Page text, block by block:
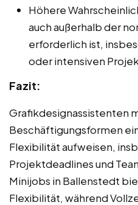
Höhere
auch außerhalb der
erforderlich ist,
oder intensiven
Fazit:
Grafikdesignassistenten
Beschäftigungsformen
Flexibilität aufweisen,
Projektdeadlines und
Minijobs in Ballenstedt
Flexibilität, während